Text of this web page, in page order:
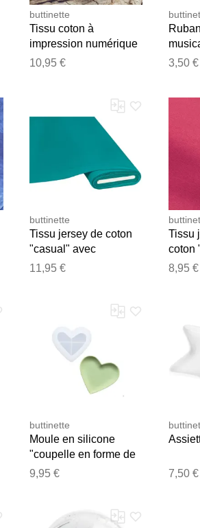
buttinette
Tissu coton à
impression numérique
"écorce",
10,95 €
15
3,50 €
buttinette
Tissu jersey de coton
"casual" avec
élasthanne, turquoise
11,95 €
Tissu
coton
8,95 €
buttinette
Moule en silicone
"coupelle en forme de
coeurs"
9,95 € 7,50 €